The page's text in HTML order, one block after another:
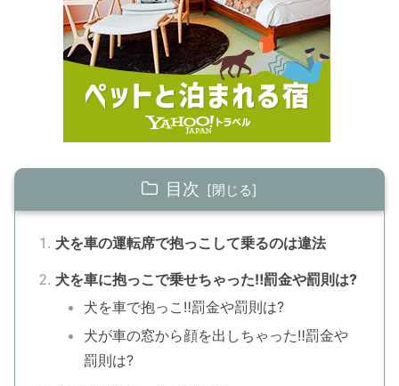
目次
犬を車の運転席で抱っこして乗るのは違法
犬を車に抱っこで乗せちゃった‼罰金や罰則は?
犬を車で抱っこ‼罰金や罰則は?
犬が車の窓から顔を出しちゃった‼罰金や
罰則は?